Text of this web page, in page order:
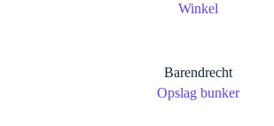
Winkel
Barendrecht
Opslag bunker